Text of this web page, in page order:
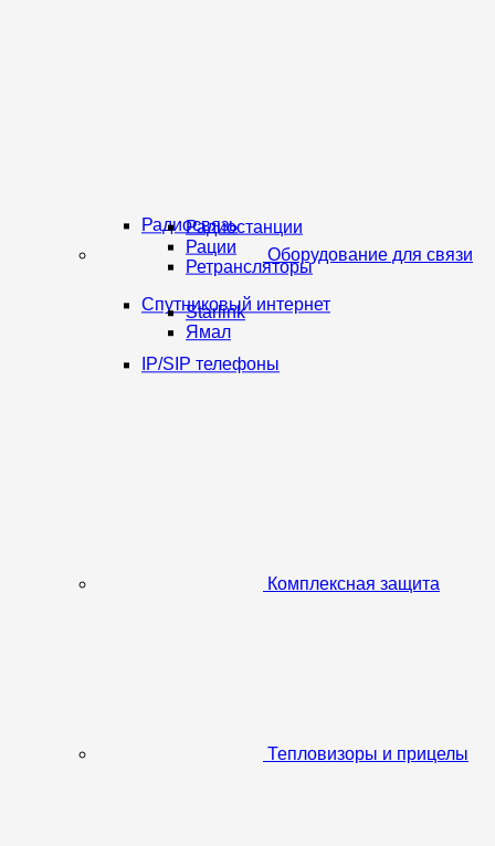
Оборудование для связи
Радиосвязь
Радиостанции
Рации
Ретрансляторы
Спутниковый интернет
Starlink
Ямал
IP/SIP телефоны
Комплексная защита
Тепловизоры и прицелы